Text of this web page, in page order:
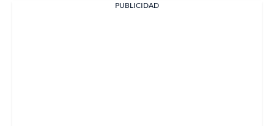
PUBLICIDAD